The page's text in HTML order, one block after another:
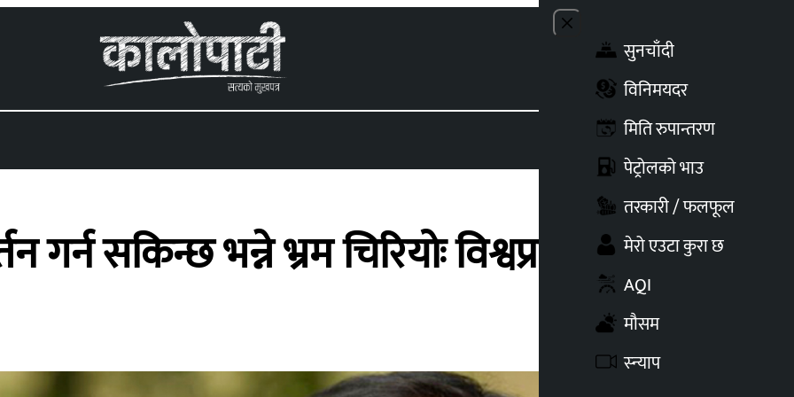
Close menu
सुनचाँदी
विनिमयदर
मिति रुपान्तरण
पेट्रोलको भाउ
तरकारी / फलफूल
मेरो एउटा कुरा छ
AQI
मौसम
स्न्याप
गर्न सकिन्छ भन्ने भ्रम चिरियोः विश्वप्रकाश शर्मा